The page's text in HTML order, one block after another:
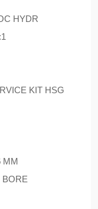
HYDR
KIT HSG
MM
BORE